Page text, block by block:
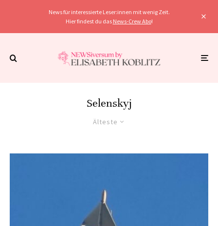
News für interessierte Leser:innen mit wenig Zeit.
Hier findest du das News-Crew Abo!
Selenskyj
Älteste